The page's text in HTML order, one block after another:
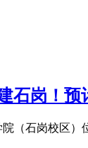
石岗！预
（石岗校区